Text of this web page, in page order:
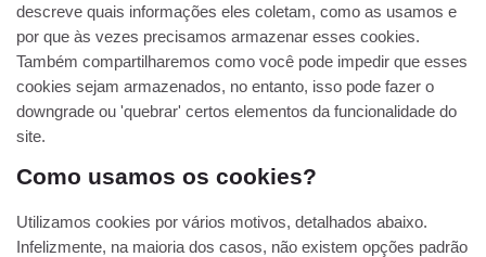
descreve quais informações eles coletam, como as usamos e
por que às vezes precisamos armazenar esses cookies.
Também compartilharemos como você pode impedir que esses
cookies sejam armazenados, no entanto, isso pode fazer o
downgrade ou 'quebrar' certos elementos da funcionalidade do
site.
Como usamos os cookies?
Utilizamos cookies por vários motivos, detalhados abaixo.
Infelizmente, na maioria dos casos, não existem opções padrão